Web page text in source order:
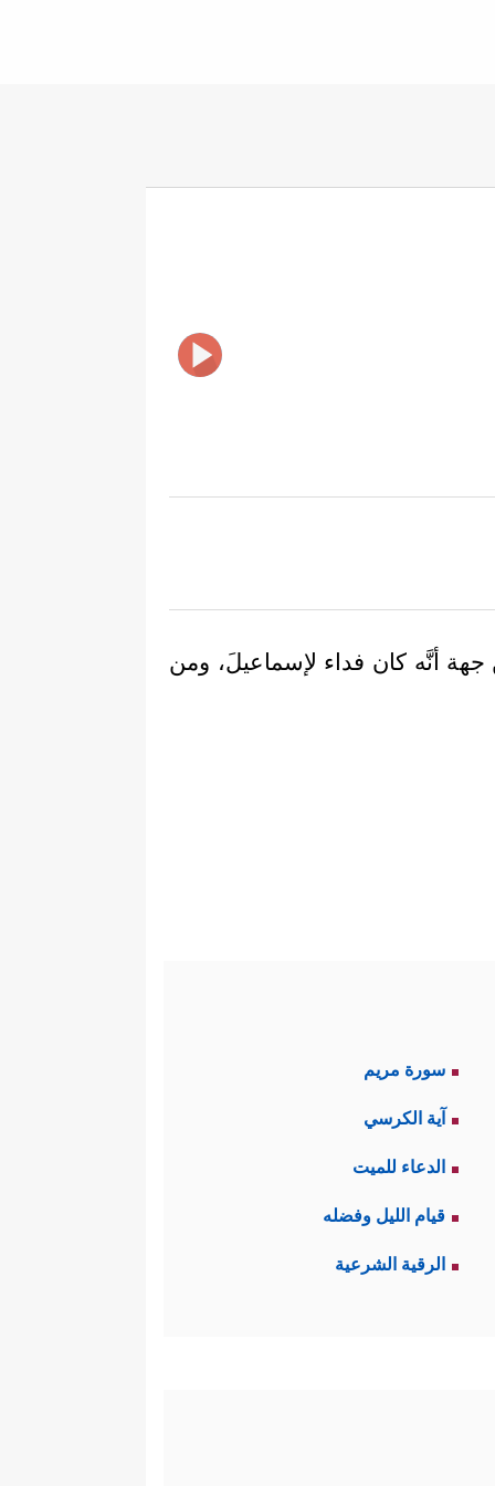
أنَّه كان فداء لإسماعيلَ، ومن
سورة مريم
آية الكرسي
الدعاء للميت
قيام الليل وفضله
الرقية الشرعية